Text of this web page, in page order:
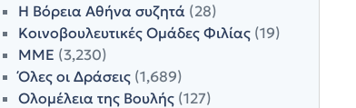
Η Βόρεια Αθήνα συζητά(28)
Κοινοβουλευτικές Ομάδες Φιλίας(19)
ΜΜΕ (3,230)
Όλες οι Δράσεις(1,689)
Ολομέλεια της Βουλής(127)